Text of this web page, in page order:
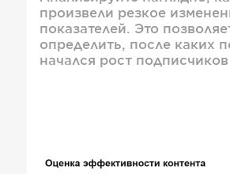
произвели резкое
показателей. Это
определить, после каких
начался рост подписчиков